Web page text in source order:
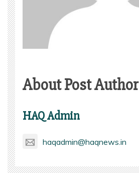
About Post Author
HAQ Admin
haqadmin@haqnews.in